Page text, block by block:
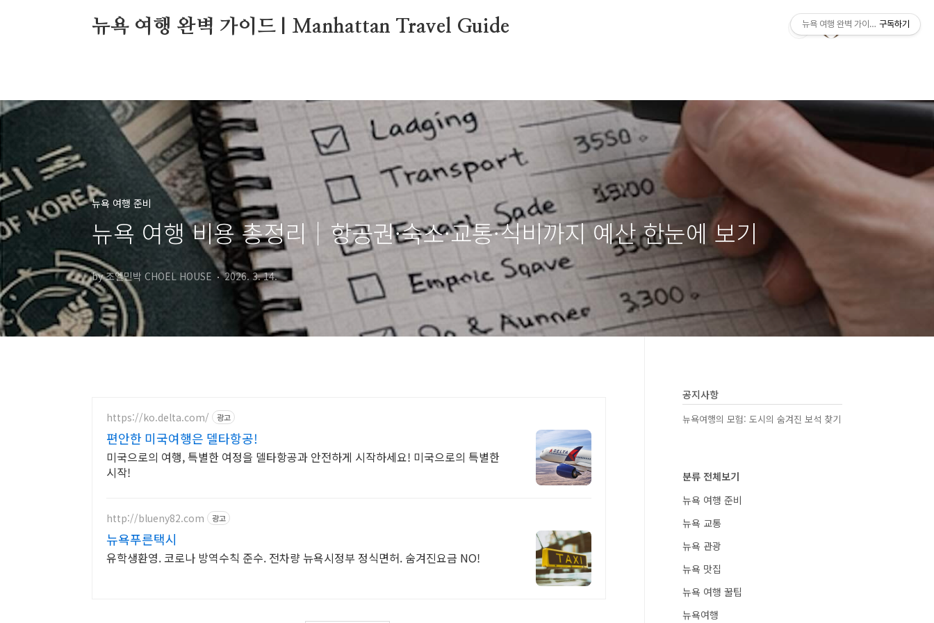
뉴욕 여행 완벽 가이드 | Manhattan Travel Guide
뉴욕 여행 준비
뉴욕 여행 비용 총정리｜항공권·숙소·교통·식비까지 예산 한눈에 보기
by 조엘민박 CHOEL HOUSE 2026. 3. 14.
https://ko.delta.com/ 광고
편안한 미국여행은 델타항공!
미국으로의 여행, 특별한 여정을 델타항공과 안전하게 시작하세요! 미국으로의 특별한
시작!
http://blueny82.com 광고
뉴욕푸른택시
유학생환영. 코로나 방역수칙 준수. 전차량 뉴욕시정부 정식면허. 숨겨진요금 NO!
공지사항
뉴욕여행의 모험: 도시의 숨겨진 보석 찾기
분류 전체보기
뉴욕 여행 준비
뉴욕 교통
뉴욕 관광
뉴욕 맛집
뉴욕 여행 꿀팁
뉴욕여행
뉴욕 여행 완벽 가이드 |구독하기